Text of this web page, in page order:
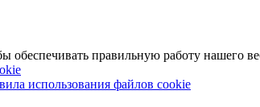
правильную работу нашего
использования файлов cookie